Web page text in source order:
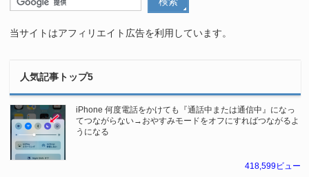
当サイトはアフィリエイト広告を利用しています。
人気記事トップ5
iPhone 何度電話をかけても『通話中または通信中』になっ
てつながらない→おやすみモードをオフにすればつながるよ
うになる
418,599ビュー